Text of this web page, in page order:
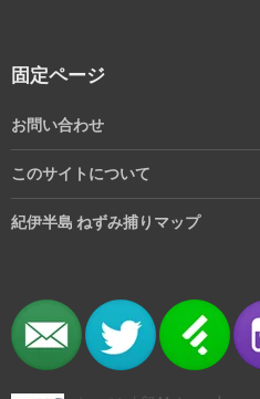
固定ページ
お問い合わせ
このサイトについて
紀伊半島 ねずみ捕りマップ